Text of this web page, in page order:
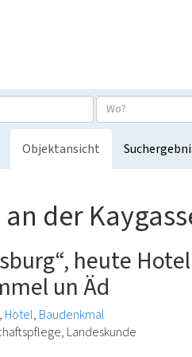
Objektansicht
der
heute
un Äd
Hotel Baudenkmal
Landeskunde